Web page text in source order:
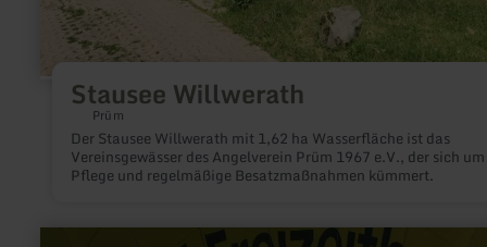
Stausee Willwerath
Prüm
Der Stausee Willwerath mit 1,62 ha Wasserfläche ist das
Vereinsgewässer des Angelverein Prüm 1967 e.V., der sich
Pflege und regelmäßige Besatzmaßnahmen kümmert.